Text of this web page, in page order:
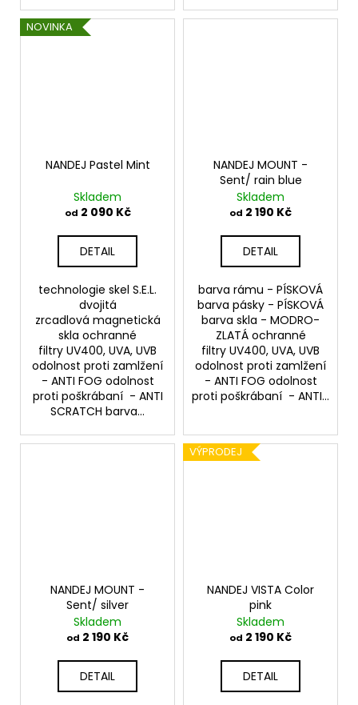
NOVINKA
NANDEJ Pastel Mint
Skladem
od 2 090 Kč
DETAIL
technologie skel S.E.L.
dvojitá
zrcadlová magnetická
skla ochranné
filtry UV400, UVA, UVB
odolnost proti zamlžení
- ANTI FOG odolnost
proti poškrábaní - ANTI
SCRATCH barva...
NANDEJ MOUNT -
Sent/ rain blue
Skladem
od 2 190 Kč
DETAIL
barva rámu - PÍSKOVÁ
barva pásky - PÍSKOVÁ
barva skla - MODRO-
ZLATÁ ochranné
filtry UV400, UVA, UVB
odolnost proti zamlžení
- ANTI FOG odolnost
proti poškrábaní - ANTI...
NANDEJ MOUNT -
Sent/ silver
Skladem
od 2 190 Kč
DETAIL
VÝPRODEJ
NANDEJ VISTA Color
pink
Skladem
od 2 190 Kč
DETAIL